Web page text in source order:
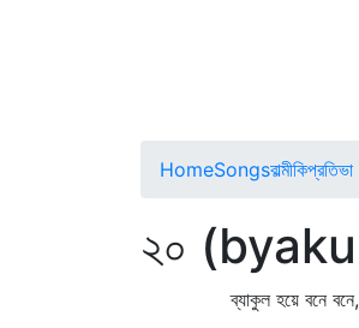
HomeSongs
২০
ব্যাকুল হয়ে বনে বনে,